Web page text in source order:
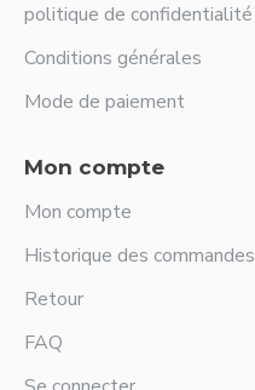
politique de confidentialité
Conditions générales
Mode de paiement
Mon compte
Mon compte
Historique des commandes
Retour
FAQ